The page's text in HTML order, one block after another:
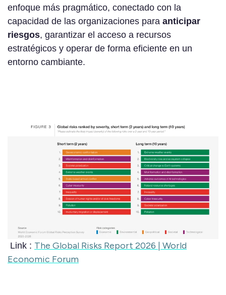
enfoque más pragmático, conectado con la
capacidad de las organizaciones para anticipar
riesgos, garantizar el acceso a recursos
estratégicos y operar de forma eficiente en un
entorno cambiante.
Link : The Global Risks Report 2026 | World
Economic Forum